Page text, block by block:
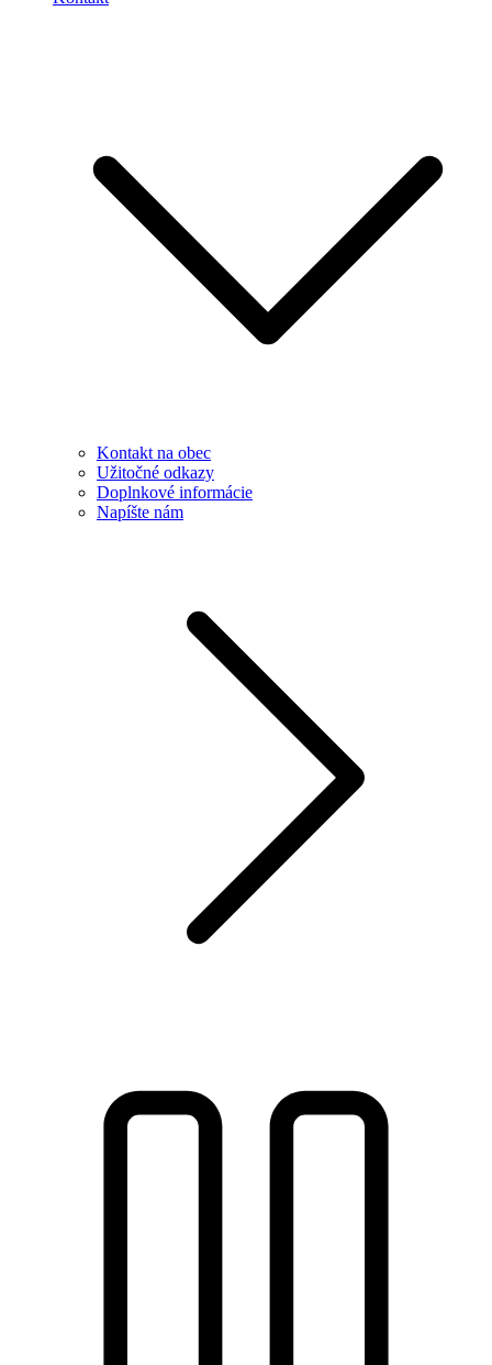
Kontakt na obec
Užitočné odkazy
Doplnkové informácie
Napíšte nám